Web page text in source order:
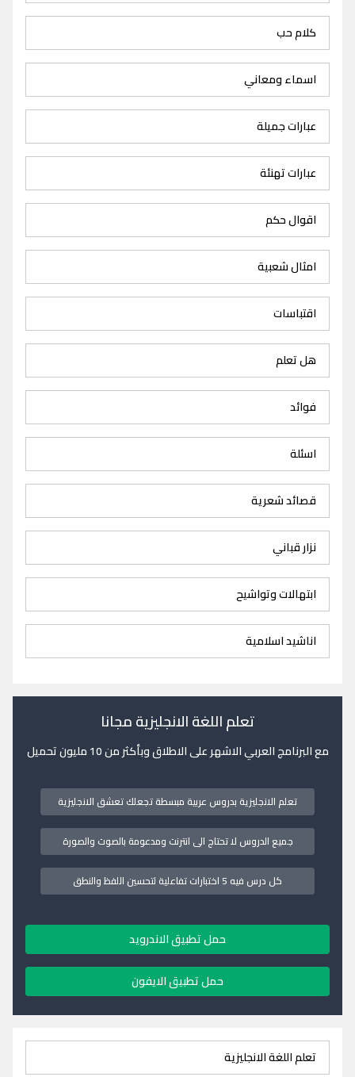
كلام حب
اسماء ومعاني
عبارات جميلة
عبارات تهنئة
اقوال حكم
امثال شعبية
اقتباسات
هل تعلم
فوائد
اسئلة
قصائد شعرية
نزار قباني
ابتهالات وتواشيح
اناشيد اسلامية
تعلم اللغة الانجليزية مجانا
مع البرنامج العربي الاشهر على الاطلاق وبأكثر من 10 مليون تحميل
تعلم الانجليزية بدروس عربية مبسطة تجعلك تعشق الانجليزية
جميع الدروس لا تحتاج الى انترنت ومدعومة بالصوت والصورة
كل درس فيه 5 اختبارات تفاعلية لتحسين اللفظ والنطق
حمل تطبيق الاندرويد
حمل تطبيق الايفون
تعلم اللغة الانجليزية